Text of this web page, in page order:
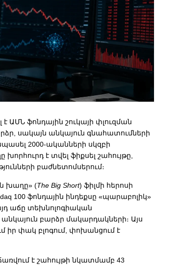
է ԱՄՆ ֆոնդային շուկայի փլուզման
սակայն անկայուն գնահատումների
2000-ականների սկզբի
խորհուրդ է տվել ֆիքսել շահույթը,
բաժնետոմսերում։
խաղը» (The Big Short) ֆիլմի հերոսի
100 ֆոնդային ինդեքսը «պարաբոլիկ»
աճը տեխնոլոգիական
անկայուն բարձր մակարդակների։ Այս
իր փակ բլոգում, փոխանցում է
է շահույթի նկատմամբ 43